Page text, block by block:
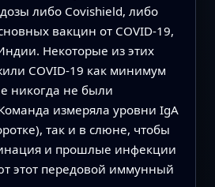
либо Covishield, либо
вакцин от COVID-19,
Некоторые из этих
COVID-19 как минимум
никогда не были
измеряла уровни IgA
так и в слюне, чтобы
и прошлые инфекции
этот передовой иммунный